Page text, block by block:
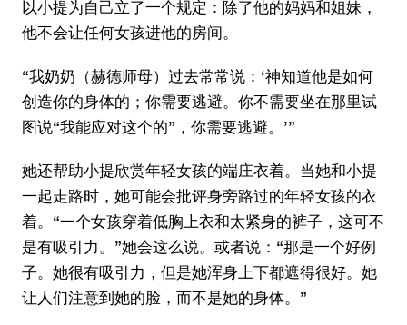
以小提为自己立了一个规定：除了他的妈妈和姐妹，
他不会让任何女孩进他的房间。
“我奶奶（赫德师母）过去常常说：‘神知道他是如何
创造你的身体的；你需要逃避。你不需要坐在那里试
图说“我能应对这个的”，你需要逃避。’”
她还帮助小提欣赏年轻女孩的端庄衣着。当她和小提
一起走路时，她可能会批评身旁路过的年轻女孩的衣
着。“一个女孩穿着低胸上衣和太紧身的裤子，这可不
是有吸引力。”她会这么说。或者说：“那是一个好例
子。她很有吸引力，但是她浑身上下都遮得很好。她
让人们注意到她的脸，而不是她的身体。”